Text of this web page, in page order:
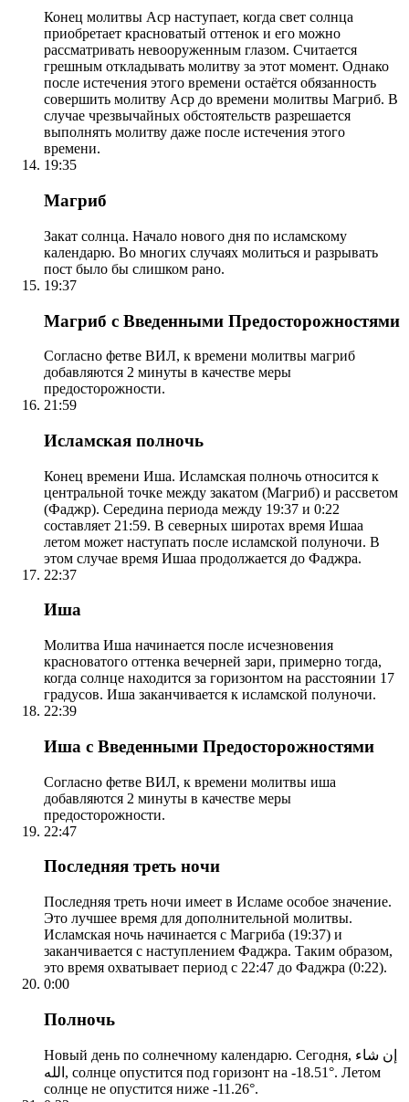
Конец молитвы Аср наступает, когда свет солнца
приобретает красноватый оттенок и его можно
рассматривать невооруженным глазом. Считается
грешным откладывать молитву за этот момент. Однако
после истечения этого времени остаётся обязанность
совершить молитву Аср до времени молитвы Магриб. В
случае чрезвычайных обстоятельств разрешается
выполнять молитву даже после истечения этого
времени.
19:35
Магриб
Закат солнца. Начало нового дня по исламскому
календарю. Во многих случаях молиться и разрывать
пост было бы слишком рано.
19:37
Магриб с Введенными Предосторожностями
Согласно фетве ВИЛ, к времени молитвы магриб
добавляются 2 минуты в качестве меры
предосторожности.
21:59
Исламская полночь
Конец времени Иша. Исламская полночь относится к
центральной точке между закатом (Магриб) и рассветом
(Фаджр). Середина периода между 19:37 и 0:22
составляет 21:59. В северных широтах время Ишаа
летом может наступать после исламской полуночи. В
этом случае время Ишаа продолжается до Фаджра.
22:37
Иша
Молитва Иша начинается после исчезновения
красноватого оттенка вечерней зари, примерно тогда,
когда солнце находится за горизонтом на расстоянии 17
градусов. Иша заканчивается к исламской полуночи.
22:39
Иша с Введенными Предосторожностями
Согласно фетве ВИЛ, к времени молитвы иша
добавляются 2 минуты в качестве меры
предосторожности.
22:47
Последняя треть ночи
Последняя треть ночи имеет в Исламе особое значение.
Это лучшее время для дополнительной молитвы.
Исламская ночь начинается с Магриба (19:37) и
заканчивается с наступлением Фаджра. Таким образом,
это время охватывает период с 22:47 до Фаджра (0:22).
0:00
Полночь
Новый день по солнечному календарю. Сегодня, إن شاء
الله, солнце опустится под горизонт на -18.51°. Летом
солнце не опустится ниже -11.26°.